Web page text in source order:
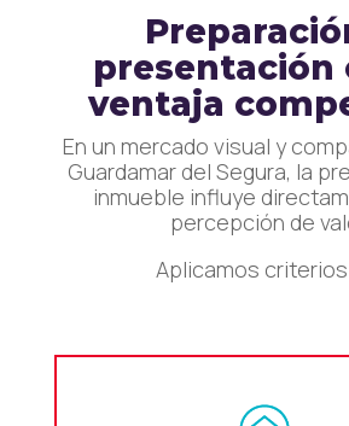
presentación
ventaja
En un mercado visual y
Guardamar del Segura, la
inmueble influye
percepción de
Aplicamos